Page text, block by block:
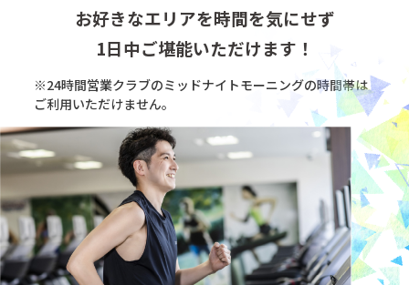
お好きなエリアを時間を気にせず
1日中ご堪能いただけます！
※24時間営業クラブのミッドナイトモーニングの時間帯は
ご利用いただけません。